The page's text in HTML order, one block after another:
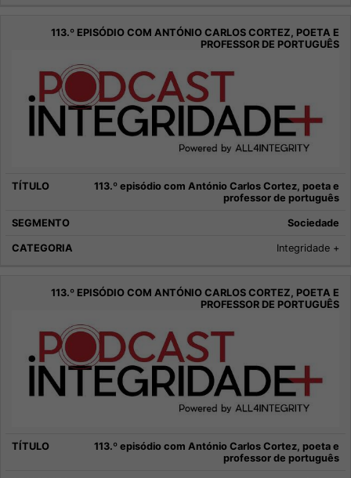
113.º episódio com António Carlos Cortez, poeta e
professor de português
Sociedade
Integridade +
113.º episódio com António Carlos Cortez, poeta e
professor de português